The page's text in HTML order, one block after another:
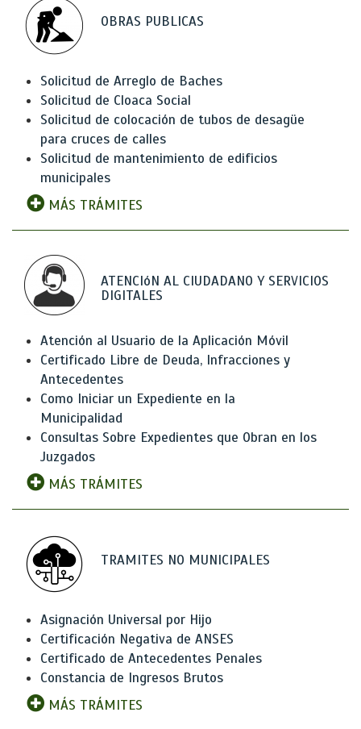
OBRAS PUBLICAS
Solicitud de Arreglo de Baches
Solicitud de Cloaca Social
Solicitud de colocación de tubos de desagüe
para cruces de calles
Solicitud de mantenimiento de edificios
municipales
MÁS TRÁMITES
ATENCIóN AL CIUDADANO Y SERVICIOS
DIGITALES
Atención al Usuario de la Aplicación Móvil
Certificado Libre de Deuda, Infracciones y
Antecedentes
Como Iniciar un Expediente en la
Municipalidad
Consultas Sobre Expedientes que Obran en los
Juzgados
MÁS TRÁMITES
TRAMITES NO MUNICIPALES
Asignación Universal por Hijo
Certificación Negativa de ANSES
Certificado de Antecedentes Penales
Constancia de Ingresos Brutos
MÁS TRÁMITES